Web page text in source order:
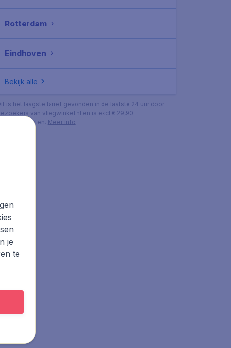
Rotterdam
Eindhoven
Bekijk alle
is het laagste tarief gevonden in de laatste 24 uur door
van vliegwinkel.nl en is excl € 29,90
boekingskosten. Meer info
je
te